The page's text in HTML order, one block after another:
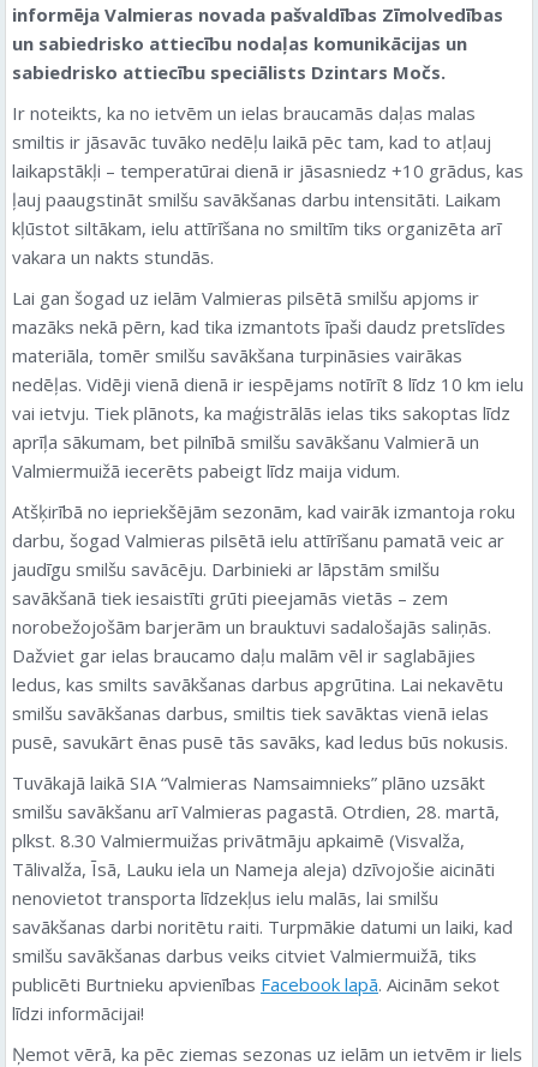
informēja Valmieras novada pašvaldības Zīmolvedības
un sabiedrisko attiecību nodaļas komunikācijas un
sabiedrisko attiecību speciālists Dzintars Močs.
Ir noteikts, ka no ietvēm un ielas braucamās daļas malas
smiltis ir jāsavāc tuvāko nedēļu laikā pēc tam, kad to atļauj
laikapstākļi – temperatūrai dienā ir jāsasniedz +10 grādus, kas
ļauj paaugstināt smilšu savākšanas darbu intensitāti. Laikam
kļūstot siltākam, ielu attīrīšana no smiltīm tiks organizēta arī
vakara un nakts stundās.
Lai gan šogad uz ielām Valmieras pilsētā smilšu apjoms ir
mazāks nekā pērn, kad tika izmantots īpaši daudz pretslīdes
materiāla, tomēr smilšu savākšana turpināsies vairākas
nedēļas. Vidēji vienā dienā ir iespējams notīrīt 8 līdz 10 km ielu
vai ietvju. Tiek plānots, ka maģistrālās ielas tiks sakoptas līdz
aprīļa sākumam, bet pilnībā smilšu savākšanu Valmierā un
Valmiermuižā iecerēts pabeigt līdz maija vidum.
Atšķirībā no iepriekšējām sezonām, kad vairāk izmantoja roku
darbu, šogad Valmieras pilsētā ielu attīrīšanu pamatā veic ar
jaudīgu smilšu savācēju. Darbinieki ar lāpstām smilšu
savākšanā tiek iesaistīti grūti pieejamās vietās – zem
norobežojošām barjerām un brauktuvi sadalošajās saliņās.
Dažviet gar ielas braucamo daļu malām vēl ir saglabājies
ledus, kas smilts savākšanas darbus apgrūtina. Lai nekavētu
smilšu savākšanas darbus, smiltis tiek savāktas vienā ielas
pusē, savukārt ēnas pusē tās savāks, kad ledus būs nokusis.
Tuvākajā laikā SIA “Valmieras Namsaimnieks” plāno uzsākt
smilšu savākšanu arī Valmieras pagastā. Otrdien, 28. martā,
plkst. 8.30 Valmiermuižas privātmāju apkaimē (Visvalža,
Tālivalža, Īsā, Lauku iela un Nameja aleja) dzīvojošie aicināti
nenovietot transporta līdzekļus ielu malās, lai smilšu
savākšanas darbi noritētu raiti. Turpmākie datumi un laiki, kad
smilšu savākšanas darbus veiks citviet Valmiermuižā, tiks
publicēti Burtnieku apvienības Facebook lapā. Aicinām sekot
līdzi informācijai!
Ņemot vērā, ka pēc ziemas sezonas uz ielām un ietvēm ir liels